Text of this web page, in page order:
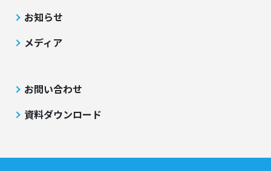
お知らせ
メディア
お問い合わせ
資料ダウンロード